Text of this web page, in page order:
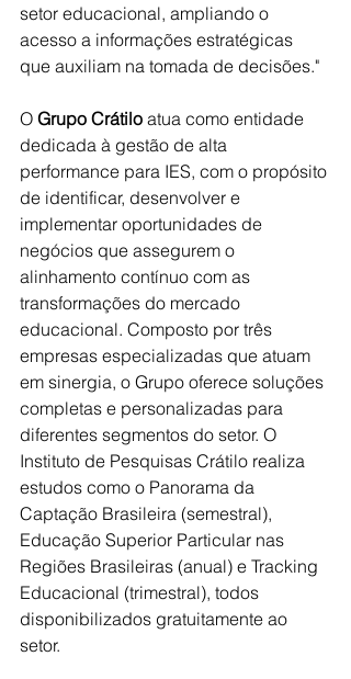
setor educacional, ampliando o
acesso a informações estratégicas
que auxiliam na tomada de decisões."
O Grupo Crátilo atua como entidade
dedicada à gestão de alta
performance para IES, com o propósito
de identificar, desenvolver e
implementar oportunidades de
negócios que assegurem o
alinhamento contínuo com as
transformações do mercado
educacional. Composto por três
empresas especializadas que atuam
em sinergia, o Grupo oferece soluções
completas e personalizadas para
diferentes segmentos do setor. O
Instituto de Pesquisas Crátilo realiza
estudos como o Panorama da
Captação Brasileira (semestral),
Educação Superior Particular nas
Regiões Brasileiras (anual) e Tracking
Educacional (trimestral), todos
disponibilizados gratuitamente ao
setor.